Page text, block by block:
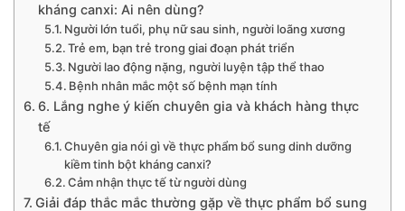
kháng canxi: Ai nên dùng?
Người lớn tuổi, phụ nữ sau sinh, người loãng xương
Trẻ em, bạn trẻ trong giai đoạn phát triển
Người lao động nặng, người luyện tập thể thao
Bệnh nhân mắc một số bệnh mạn tính
6. Lắng nghe ý kiến chuyên gia và khách hàng thực
tế
Chuyên gia nói gì về thực phẩm bổ sung dinh dưỡng
kiềm tinh bột kháng canxi?
Cảm nhận thực tế từ người dùng
Giải đáp thắc mắc thường gặp về thực phẩm bổ sung